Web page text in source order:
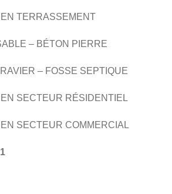
RÉSIDENTIEL COMMERCIAL
TERRASSEMENT
– BÉTON PIERRE
– FOSSE SEPTIQUE
SECTEUR RÉSIDENTIEL
SECTEUR COMMERCIAL